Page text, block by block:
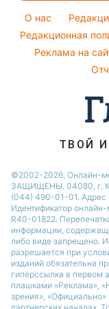
Напитки
Праздничное
Погода на
Погода на
Пылевая буря
O нас
Редакционная
Реклама на
ТВОЙ
©2002-2026, Онлайн-
ЗАЩИЩЕНЫ. 04080, г.
(044) 490-01-01. Адрес
Идентификатор
R40-01822.
информации,
либо виде запрещено.
разрешается при
изданий обязательна
гиперссылка в первом
плашками «Реклама»,
зрения»,